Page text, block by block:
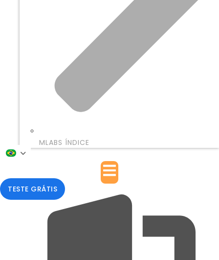
MLABS ÍNDICE
TESTE GRÁTIS